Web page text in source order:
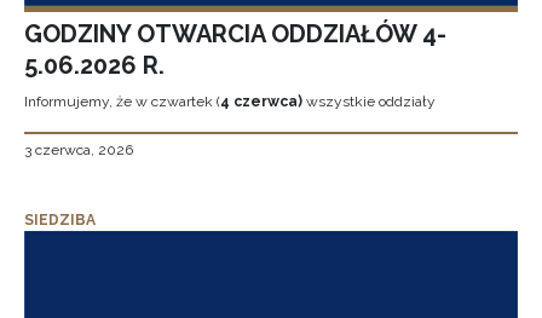
GODZINY OTWARCIA ODDZIAŁÓW 4-
5.06.2026 R.
Informujemy, że w czwartek (4 czerwca) wszystkie oddziały
3 czerwca, 2026
SIEDZIBA